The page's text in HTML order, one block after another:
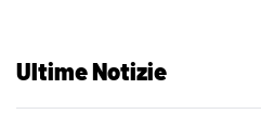
Ultime Notizie